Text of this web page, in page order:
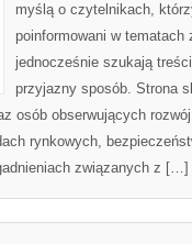
myślą o czytelnikach,
poinformowani w
jednocześnie szukają
przyjazny sposób. Strona
osób obserwujących
rynkowych,
związanych z […]